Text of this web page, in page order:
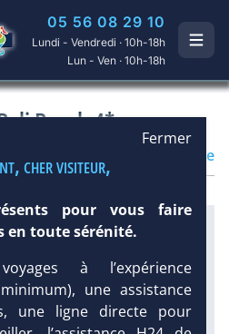
05 56 08 29 10
Lundi - Vendredi · 10h-18h
Lun - Ven · 10h-18h
Beach 4*
Classique
Infos météo :
32 °C 40 mm
27 °C
Infos plages :
Dist. Distance
Long.
Longueur
Fermer
cher visiteur,
pour vous faire
en toute sérénité.
à l’expérience
une assistance
une ligne directe pour